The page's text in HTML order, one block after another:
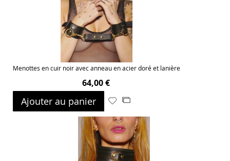
Menottes en cuir noir avec anneau en acier doré et lanière
64,00 €
Ajouter au panier
Ajouter
ma
liste
d’envie
Ajouter
comparateur